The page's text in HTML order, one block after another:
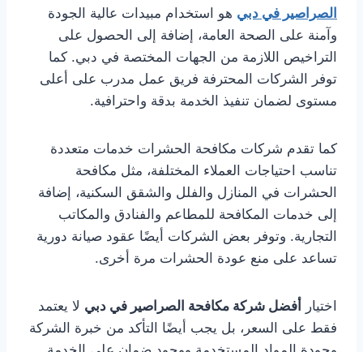
الصراصير في دبي هو استخدام مبيدات عالية الجودة
وآمنة على الصحة العامة، إضافة إلى الحصول على
التراخيص اللازمة من الجهات المختصة في دبي. كما
توفر الشركات المحترفة فريق عمل مدرب على أعلى
مستوى لضمان تنفيذ الخدمة بدقة واحترافية.
كما تقدم شركات مكافحة الحشرات خدمات متعددة
تناسب احتياجات العملاء المختلفة، مثل مكافحة
الحشرات في المنازل والفلل والشقق السكنية، إضافة
إلى خدمات المكافحة للمطاعم والفنادق والمكاتب
التجارية. وتوفر بعض الشركات أيضًا عقود صيانة دورية
تساعد على منع عودة الحشرات مرة أخرى.
اختيار أفضل شركة مكافحة الصراصير في دبي لا يعتمد
فقط على السعر، بل يجب أيضًا التأكد من خبرة الشركة